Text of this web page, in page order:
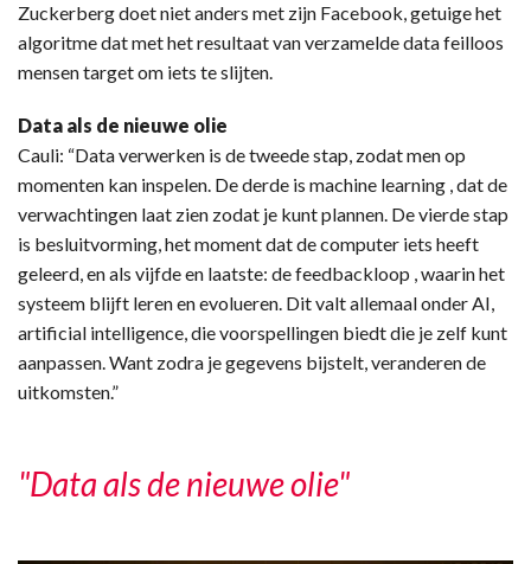
Zuckerberg doet niet anders met zijn Facebook, getuige het
algoritme dat met het resultaat van verzamelde data feilloos
mensen target om iets te slijten.
Data als de nieuwe olie
Cauli: “Data verwerken is de tweede stap, zodat men op
momenten kan inspelen. De derde is machine learning , dat de
verwachtingen laat zien zodat je kunt plannen. De vierde stap
is besluitvorming, het moment dat de computer iets heeft
geleerd, en als vijfde en laatste: de feedbackloop , waarin het
systeem blijft leren en evolueren. Dit valt allemaal onder AI,
artificial intelligence, die voorspellingen biedt die je zelf kunt
aanpassen. Want zodra je gegevens bijstelt, veranderen de
uitkomsten.”
"Data als de nieuwe olie"